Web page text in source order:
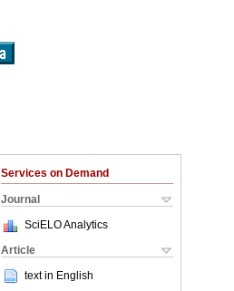
Services on Demand
Journal
SciELO Analytics
Article
text in English